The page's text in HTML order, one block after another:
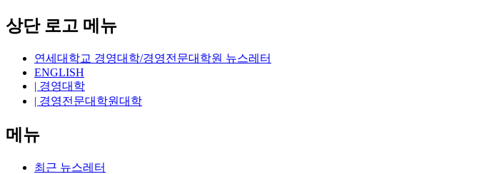
상단 로고 메뉴
연세대학교 경영대학/경영전문대학원 뉴스레터
ENGLISH
| 경영대학
| 경영전문대학원대학
메뉴
최근 뉴스레터